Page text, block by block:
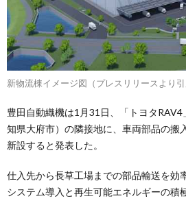
新物流棟イメージ図（プレスリリースより引
豊田自動織機は1月31日、「トヨタ
知県大府市）の隣接地に、車両部品の搬
新設すると発表した。
仕入先から長草工場までの部品輸送を効
システム導入と再生可能エネルギーの積